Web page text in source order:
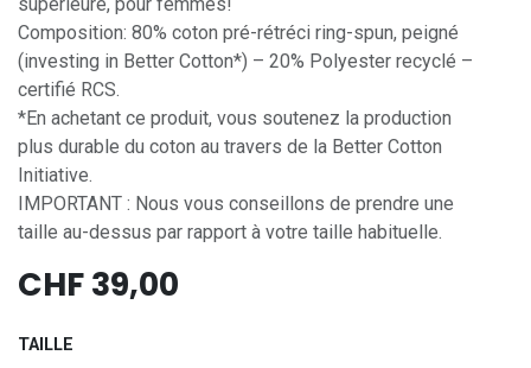
Composition: 80% coton pré-rétréci ring-spun, peigné
(investing in Better Cotton*) – 20% Polyester recyclé –
certifié RCS.
*En achetant ce produit, vous soutenez la production
plus durable du coton au travers de la Better Cotton
Initiative.
IMPORTANT : Nous vous conseillons de prendre une
taille au-dessus par rapport à votre taille habituelle.
CHF39,00
TAILLE